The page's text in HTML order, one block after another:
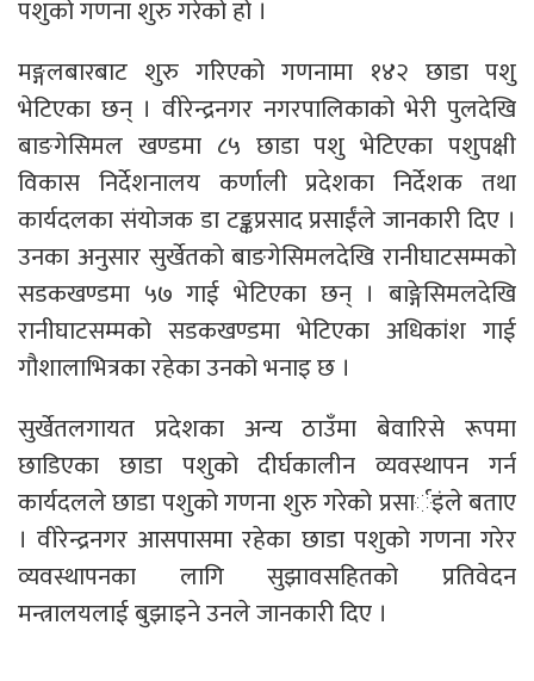
पशुको गणना शुरु गरेको हो ।
मङ्गलबारबाट शुरु गरिएको गणनामा १४२ छाडा पशु
भेटिएका छन् । वीरेन्द्रनगर नगरपालिकाको भेरी पुलदेखि
बाङगेसिमल खण्डमा ८५ छाडा पशु भेटिएका पशुपक्षी
विकास निर्देशनालय कर्णाली प्रदेशका निर्देशक तथा
कार्यदलका संयोजक डा टङ्कप्रसाद प्रसाईंले जानकारी दिए ।
उनका अनुसार सुर्खेतको बाङगेसिमलदेखि रानीघाटसम्मको
सडकखण्डमा ५७ गाई भेटिएका छन् । बाङ्गेसिमलदेखि
रानीघाटसम्मको सडकखण्डमा भेटिएका अधिकांश गाई
गौशालाभित्रका रहेका उनको भनाइ छ ।
सुर्खेतलगायत प्रदेशका अन्य ठाउँमा बेवारिसे रूपमा
छाडिएका छाडा पशुको दीर्घकालीन व्यवस्थापन गर्न
कार्यदलले छाडा पशुको गणना शुरु गरेको प्रसार्इंले बताए
। वीरेन्द्रनगर आसपासमा रहेका छाडा पशुको गणना गरेर
व्यवस्थापनका लागि सुझावसहितको प्रतिवेदन
मन्त्रालयलाई बुझाइने उनले जानकारी दिए ।